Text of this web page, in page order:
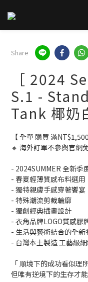
Share
［ 2024
S.1 -
Tank 椰奶
【 全單 購買 滿
🔸 海外訂單不參與官網
- 2024SUMMER 全新季
- 春夏輕薄質感布料選用
- 獨特親膚手感穿著饗宴
- 特殊潮流剪裁輪廓
- 獨創經典插畫設計
- 衣角品牌LOGO質感膠
- 生活與藝術結合的全新
- 台灣本土製造 工藝級
「 順境下的成功看似理
但唯有逆境下的生存才